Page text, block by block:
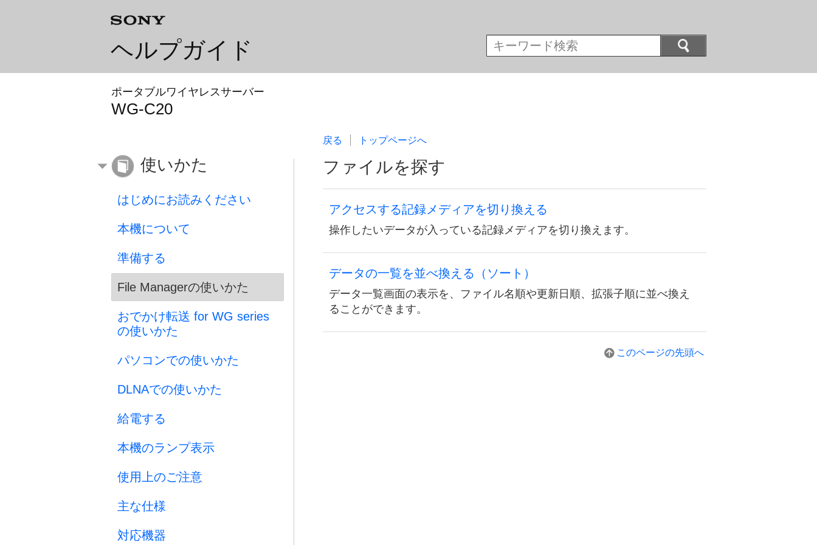
ヘルプガイド
ポータブルワイヤレスサーバー
WG-C20
戻る トップページへ
ファイルを探す
アクセスする記録メディアを切り換える
操作したいデータが入っている記録メディアを切り換えます。
データの一覧を並べ換える（ソート）
データ一覧画面の表示を、ファイル名順や更新日順、拡張子順に並べ換え
ることができます。
このページの先頭へ
使いかた
はじめにお読みください
本機について
準備する
File Managerの使いかた
おでかけ転送 for WG series
の使いかた
パソコンでの使いかた
DLNAでの使いかた
給電する
本機のランプ表示
使用上のご注意
主な仕様
対応機器